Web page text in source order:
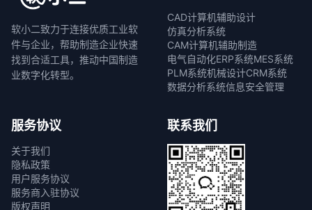
软小二致力于连接优质工业软
件与企业，帮助制造企业快速
找到合适工具，推动中国制造
业数字化转型。
CAD计算机辅助设计
仿真分析系统
CAM计算机辅助制造
电气自动化ERP系统MES系统
PLM系统机械设计CRM系统
数据分析系统信息安全管理
服务协议
关于我们
隐私政策
用户服务协议
服务商入驻协议
版权声明
联系我们